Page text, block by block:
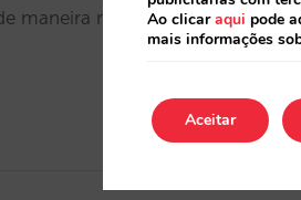
maneira rápida, segura e
Ao clicaraqui pode
mais informações
Aceitar